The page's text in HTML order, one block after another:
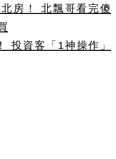
房！ 北飄哥看完傻
投資客「1神操作」